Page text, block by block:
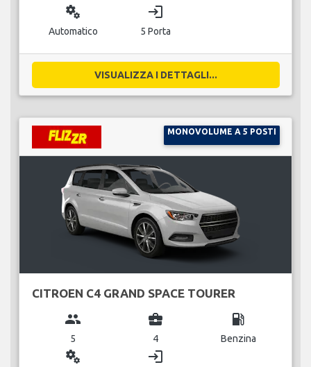
miscellaneous_services
Automatico
login
5 Porta
VISUALIZZA I DETTAGLI...
MONOVOLUME A 5 POSTI
CITROEN C4 GRAND SPACE TOURER
group
5
business_center
4
local_gas_station
Benzina
miscellaneous_services login